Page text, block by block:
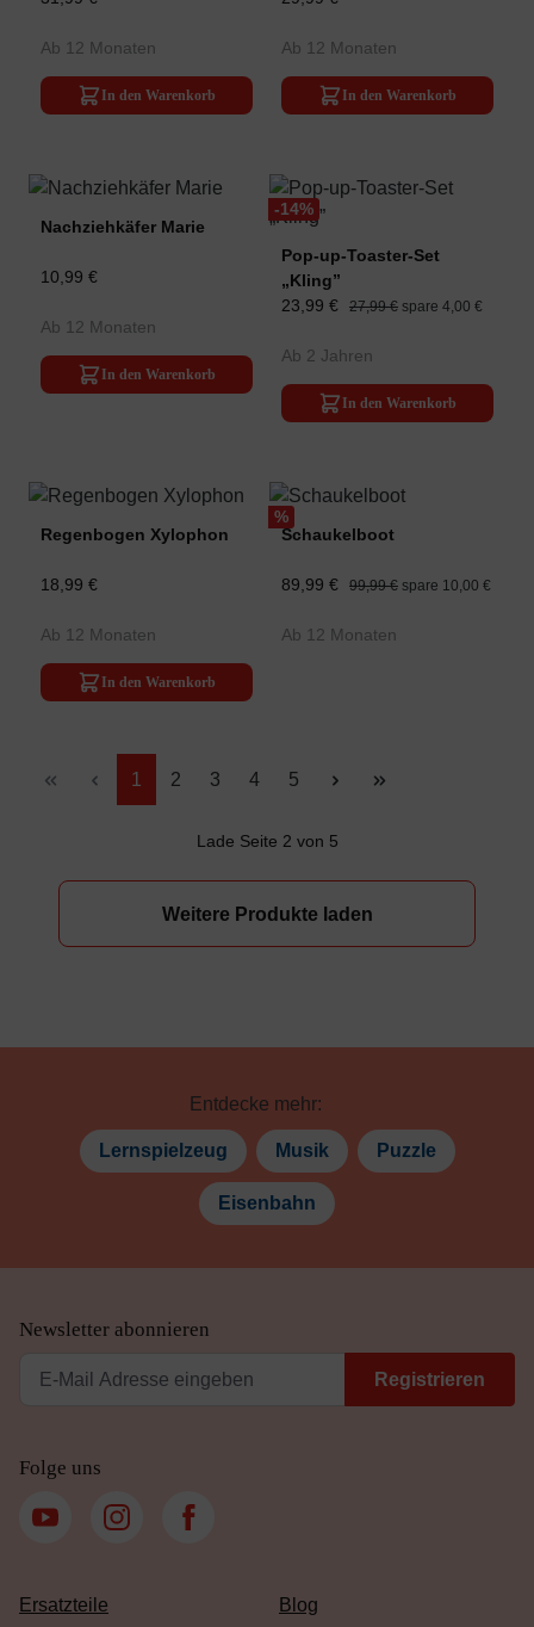
Ab 12 Monaten
In den Warenkorb
Ab 12 Monaten
In den Warenkorb
Nachziehkäfer Marie
10,99 €
Ab 12 Monaten
In den Warenkorb
-14%
Pop-up-Toaster-Set
„Kling”
23,99 €
27,99 € spare 4,00 €
Ab 2 Jahren
In den Warenkorb
Regenbogen Xylophon
18,99 €
Ab 12 Monaten
In den Warenkorb
%
Schaukelboot
89,99 € 99,99 € spare 10,00 €
Ab 12 Monaten
Seite
1 Seite
2 Seite
3 Seite
4 Seite
5
Weitere Produkte laden
Lade Seite 2 von 5
Entdecke mehr:
Lernspielzeug Musik Puzzle
Eisenbahn
Newsletter abonnieren
Registrieren
Folge uns
Ersatzteile Blog